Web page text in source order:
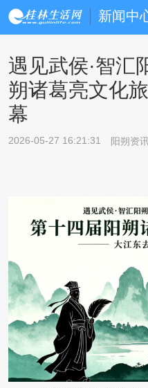
新闻中
遇见武侯·智汇
朔诸葛亮文化
幕
2026-05-27 16:21:31 阳朔资